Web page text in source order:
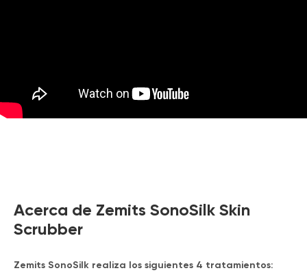
Acerca de Zemits SonoSilk Skin
Scrubber
Zemits SonoSilk realiza los siguientes 4 tratamientos: